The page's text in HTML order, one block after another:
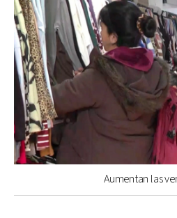
Aumentan las